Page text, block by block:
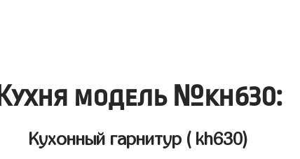
Кухня модель №kh630:
Кухонный гарнитур ( kh630)